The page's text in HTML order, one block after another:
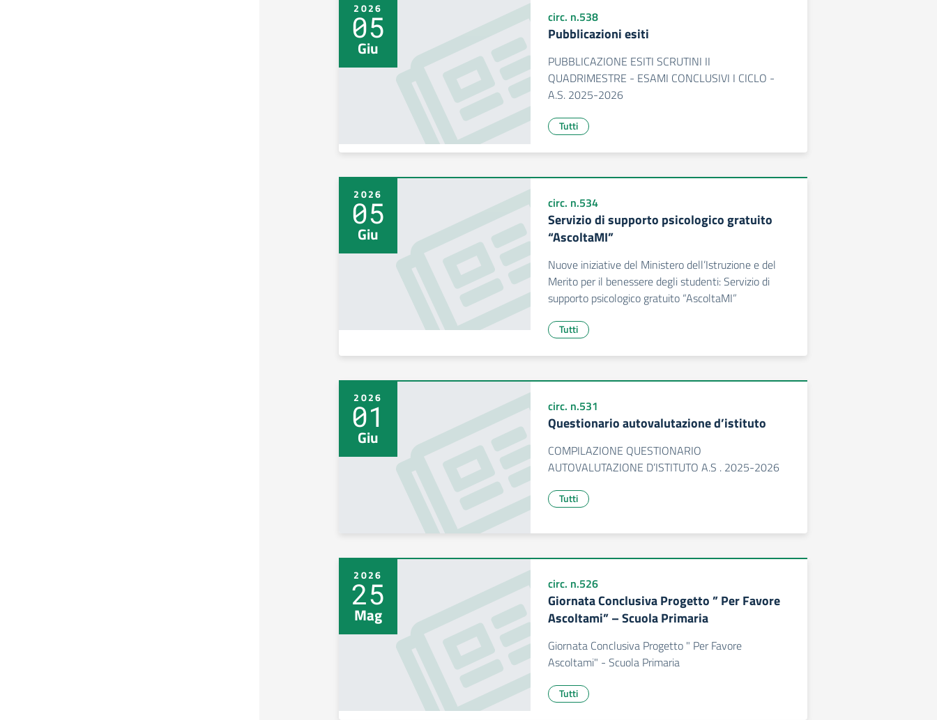
2026
05
Giu
circ. n.538
Pubblicazioni esiti
PUBBLICAZIONE ESITI SCRUTINI II
QUADRIMESTRE - ESAMI CONCLUSIVI I CICLO -
A.S. 2025-2026
Tutti
2026
05
Giu
circ. n.534
Servizio di supporto psicologico gratuito
“AscoltaMI”
Nuove iniziative del Ministero dell’Istruzione e del
Merito per il benessere degli studenti: Servizio di
supporto psicologico gratuito “AscoltaMI”
Tutti
2026
01
Giu
circ. n.531
Questionario autovalutazione d’istituto
COMPILAZIONE QUESTIONARIO
AUTOVALUTAZIONE D’ISTITUTO A.S . 2025-2026
Tutti
2026
25
Mag
circ. n.526
Giornata Conclusiva Progetto ” Per Favore
Ascoltami” – Scuola Primaria
Giornata Conclusiva Progetto " Per Favore
Ascoltami" - Scuola Primaria
Tutti